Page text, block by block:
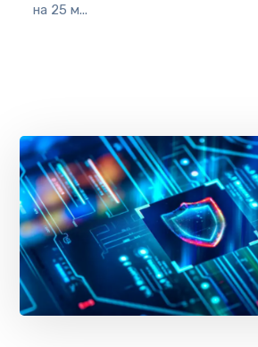
на 25 м...